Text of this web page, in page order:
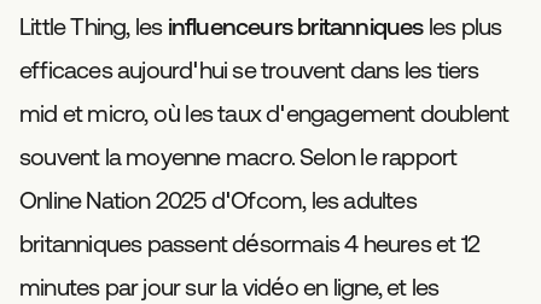
Little Thing, les influenceurs britanniquesles plus
efficaces aujourd'hui se trouvent dans les tiers
mid et micro, où les taux d'engagement doublent
souvent la moyenne macro. Selon le rapport
Online Nation 2025 d'Ofcom, les adultes
britanniques passent désormais 4 heures et 12
minutes par jour sur la vidéo en ligne, et les